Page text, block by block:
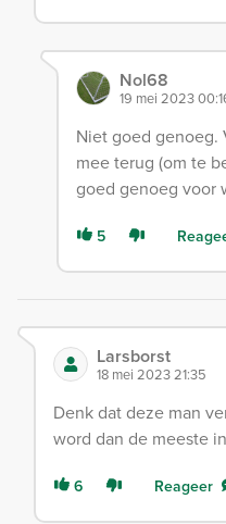
Nol68
19 mei 2023
Niet goed
mee terug (om te
goed genoeg voor
5
Larsborst
18 mei 2023 21:35
Denk dat deze man
word dan de meeste
6 Reageer